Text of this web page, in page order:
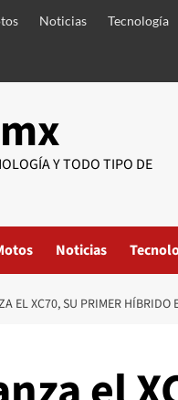
Noticias Tecnología
Y TODO TIPO DE
Noticias
EL XC70, SU PRIMER HÍBRIDO